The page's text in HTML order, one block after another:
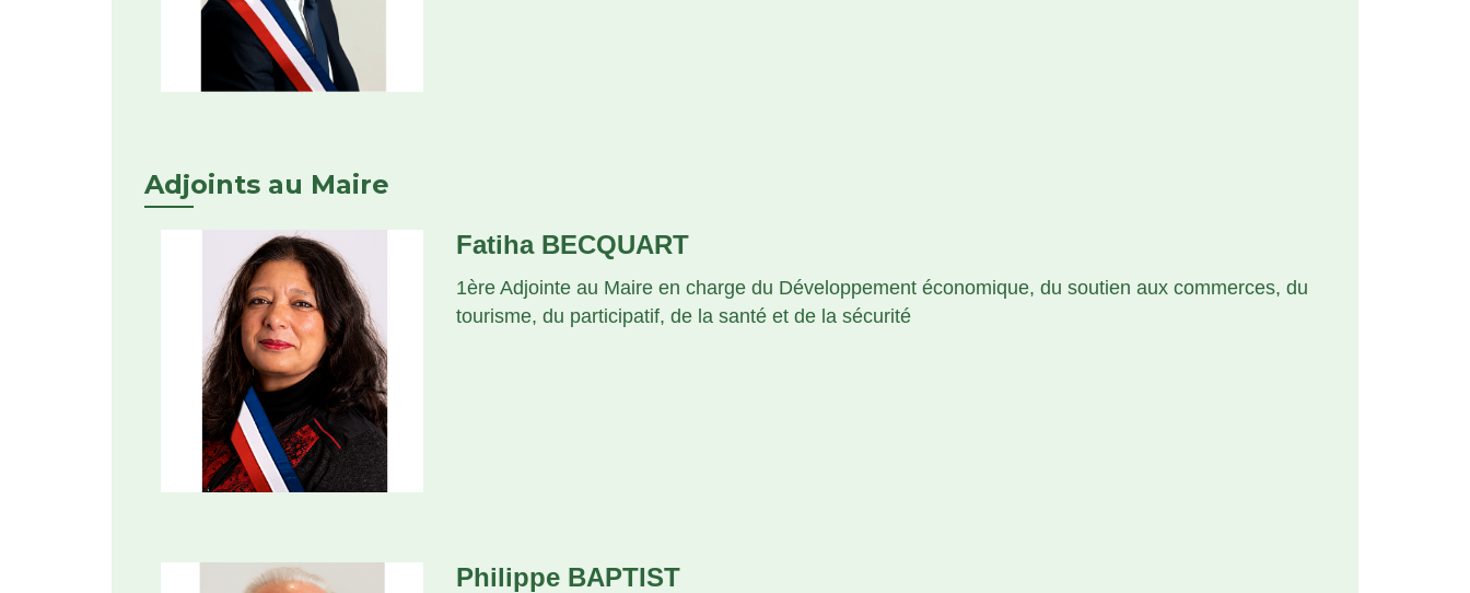
Adjoints au Maire
Fatiha BECQUART
1ère Adjointe au Maire en charge du Développement économique, du soutien aux commerces, du
tourisme, du participatif, de la santé et de la sécurité
Philippe BAPTIST